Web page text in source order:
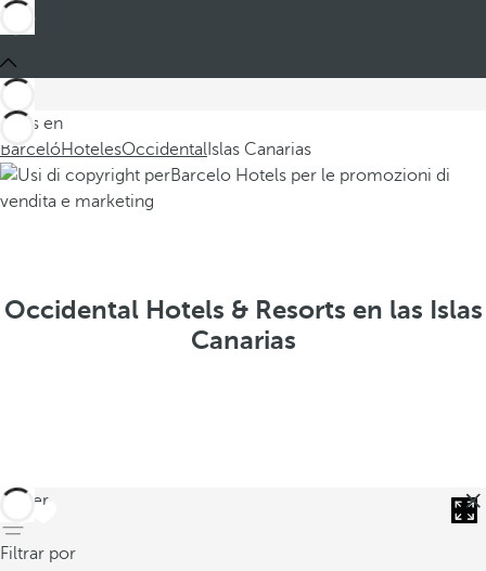
Estás en
BarcelóHotelesOccidental Islas Canarias
Occidental Hotels & Resorts en las Islas
Canarias
volver
Filtrar por